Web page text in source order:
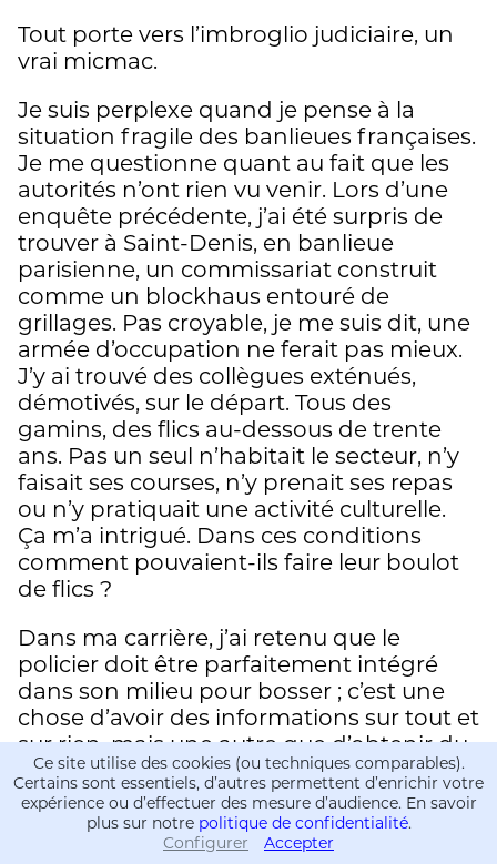
Informations
Informations
Tout porte vers l’imbroglio judiciaire, un
vrai micmac.
Je suis perplexe quand je pense à la
situation fragile des banlieues françaises.
Je me questionne quant au fait que les
autorités n’ont rien vu venir. Lors d’une
enquête précédente, j’ai été surpris de
trouver à Saint-Denis, en banlieue
parisienne, un commissariat construit
comme un blockhaus entouré de
grillages. Pas croyable, je me suis dit, une
armée d’occupation ne ferait pas mieux.
J’y ai trouvé des collègues exténués,
démotivés, sur le départ. Tous des
gamins, des flics au-dessous de trente
ans. Pas un seul n’habitait le secteur, n’y
faisait ses courses, n’y prenait ses repas
ou n’y pratiquait une activité culturelle.
Ça m’a intrigué. Dans ces conditions
comment pouvaient-ils faire leur boulot
de flics ?
Dans ma carrière, j’ai retenu que le
policier doit être parfaitement intégré
dans son milieu pour bosser ; c’est une
chose d’avoir des informations sur tout et
sur rien, mais une autre que d’obtenir du
renseignement, et le renseignement
passe nécessairement par une approche
de proximité.
Ce site utilise des cookies (ou techniques comparables).
Certains sont essentiels, d’autres permettent d’enrichir votre
expérience ou d’effectuer des mesure d’audience. En savoir
plus sur notre politique de confidentialité.
Configurer
Accepter